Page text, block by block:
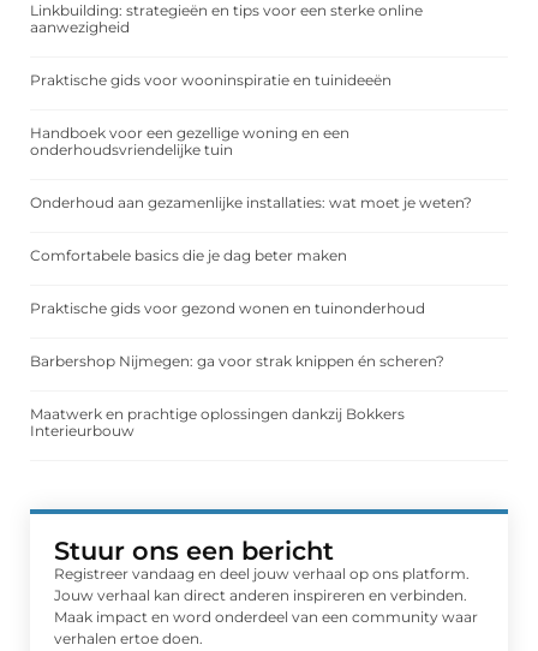
Linkbuilding: strategieën en tips voor een sterke online
aanwezigheid
Praktische gids voor wooninspiratie en tuinideeën
Handboek voor een gezellige woning en een
onderhoudsvriendelijke tuin
Onderhoud aan gezamenlijke installaties: wat moet je weten?
Comfortabele basics die je dag beter maken
Praktische gids voor gezond wonen en tuinonderhoud
Barbershop Nijmegen: ga voor strak knippen én scheren?
Maatwerk en prachtige oplossingen dankzij Bokkers
Interieurbouw
Stuur ons een bericht
Registreer vandaag en deel jouw verhaal op ons platform.
Jouw verhaal kan direct anderen inspireren en verbinden.
Maak impact en word onderdeel van een community waar
verhalen ertoe doen.